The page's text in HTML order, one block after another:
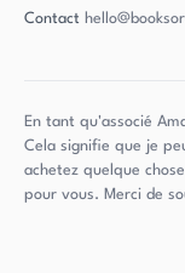
Contact
En tant qu'associé
Cela signifie que je
achetez quelque
pour vous. Merci de